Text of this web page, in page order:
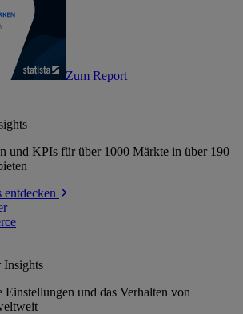
Zum Report
und KPIs für über 1000 Märkte in über 190
Insights
und das Verhalten von